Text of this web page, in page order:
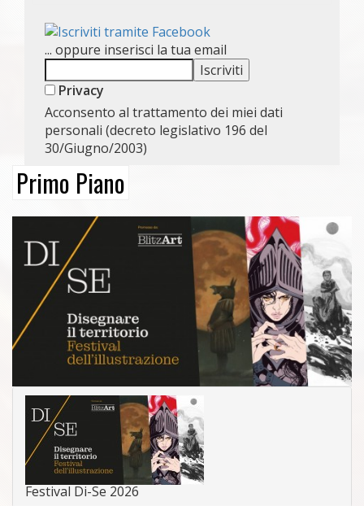
... oppure inserisci la tua email
Privacy
Acconsento al trattamento dei miei dati
personali (decreto legislativo 196 del
30/Giugno/2003)
Primo Piano
Festival Di-Se 2026